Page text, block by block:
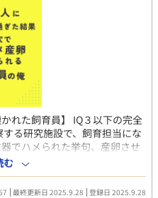
を作るようにお願いします。
れた飼育員】 IQ３以下の完全
る研究施設で、飼育担当にな
でハメられた挙句、産卵させ
ものの、蛇獣人の媚毒で最終
種姦／♡喘ぎ／濁音喘ぎ／乳
なんでもアリ。
む
最終更新日 2025.9.28 登録日 2025.9.28